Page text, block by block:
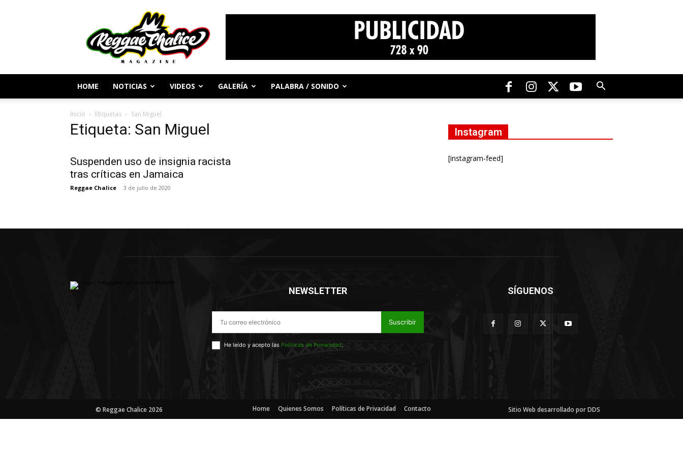
Periodismo
y
Cultura
Reggae
HOME NOTICIAS VIDEOS GALERÍA PALABRA / SONIDO
Inicio Etiquetas San Miguel
Etiqueta: San Miguel
Suspenden uso de insignia racista
tras críticas en Jamaica
Reggae Chalice - 3 de julio de 2020
Instagram
[instagram-feed]
NEWSLETTER
Suscribir
He leído y acepto las Políticas de Privacidad.
SÍGUENOS
© Reggae Chalice 2026 Home Quienes Somos Políticas de Privacidad Contacto Sitio Web desarrollado por DDS